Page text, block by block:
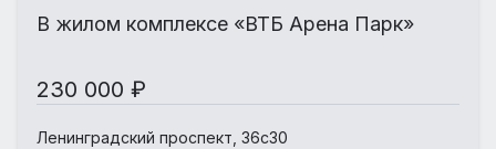
В жилом комплексе «ВТБ Арена Парк»
230 000 ₽
Ленинградский проспект, 36с30